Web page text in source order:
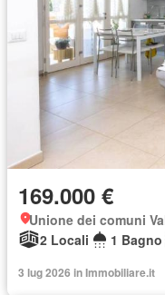
169.000 €
Unione dei comuni
2 Locali
1 Bagno
3 lug 2026 in Immobiliare.it